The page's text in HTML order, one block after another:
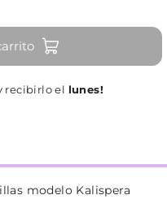
recibirlo el lunes!
modelo Kalispera